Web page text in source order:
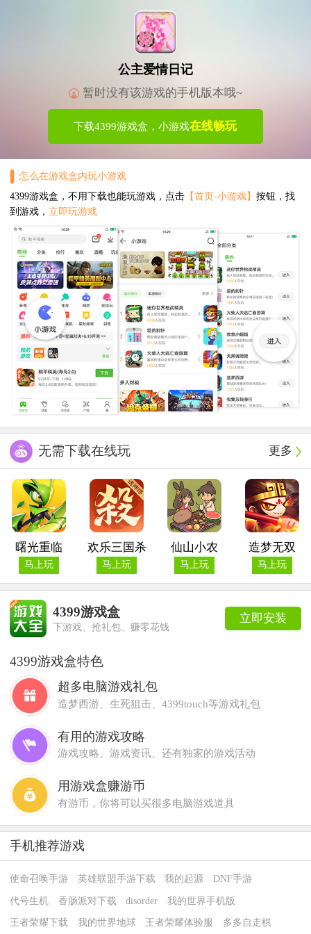
公主爱情日记
暂时没有该游戏的手机版本哦~
下载4399游戏盒，小游戏在线畅玩
怎么在游戏盒内玩小游戏
4399游戏盒，不用下载也能玩游戏，点击【首页-小游戏】 按钮，找
到游戏， 立即玩游戏
更多
无需下载在线玩
曙光重临
马上玩
欢乐三国杀
马上玩
仙山小农
马上玩
造梦无双
马上玩
立即安装
4399游戏盒
下游戏、抢礼包、赚零花钱
4399游戏盒特色
超多电脑游戏礼包
造梦西游、生死狙击、4399touch等游戏礼包
有用的游戏攻略
游戏攻略、游戏资讯、还有独家的游戏活动
用游戏盒赚游币
有游币，你将可以买很多电脑游戏道具
手机推荐游戏
使命召唤手游 英雄联盟手游下载 我的起源 DNF手游
代号生机 香肠派对下载 disorder 我的世界手机版
王者荣耀下载 我的世界地球 王者荣耀体验服 多多自走棋